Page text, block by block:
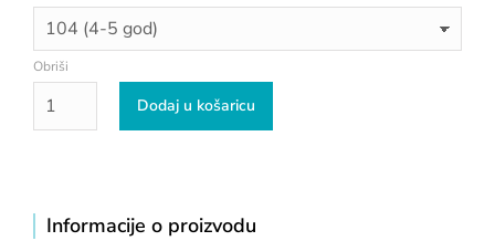
Obriši
Dodaj u košaricu
Informacije o proizvodu